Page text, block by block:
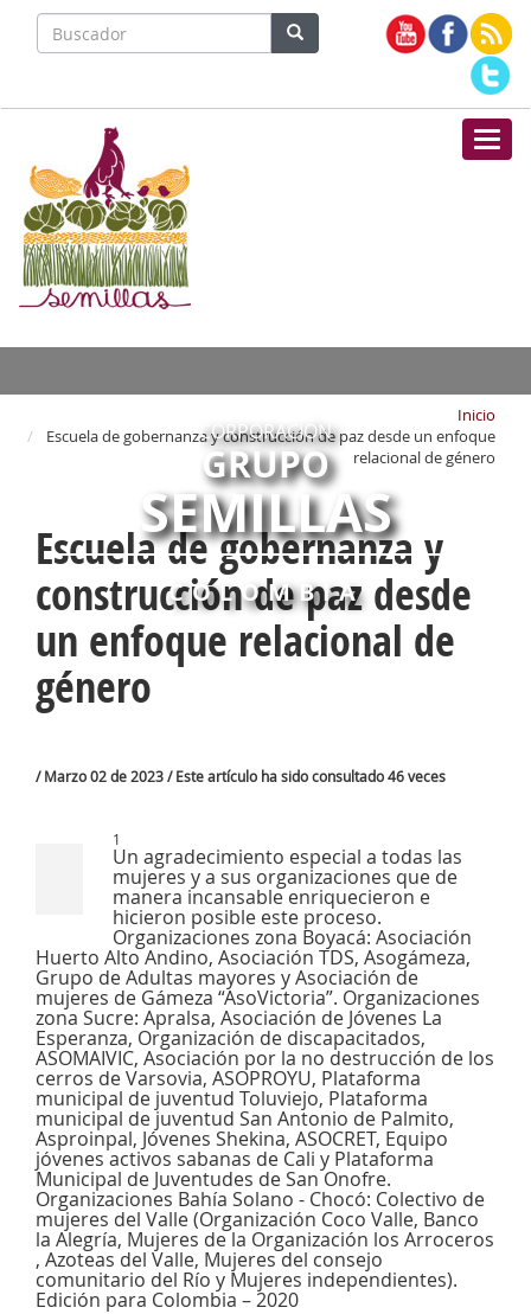
CORPORACIÓN
GRUPO
SEMILLAS
COLOMBIA
Inicio
Escuela de gobernanza y construcción de paz desde un enfoque
relacional de género
Escuela de gobernanza y
construcción de paz desde
un enfoque relacional de
género
/ Marzo 02 de 2023 / Este artículo ha sido consultado 46 veces
1
Un agradecimiento especial a todas las
mujeres y a sus organizaciones que de
manera incansable enriquecieron e
hicieron posible este proceso.
Organizaciones zona Boyacá: Asociación
Huerto Alto Andino, Asociación TDS, Asogámeza,
Grupo de Adultas mayores y Asociación de
mujeres de Gámeza “AsoVictoria”. Organizaciones
zona Sucre: Apralsa, Asociación de Jóvenes La
Esperanza, Organización de discapacitados,
ASOMAIVIC, Asociación por la no destrucción de los
cerros de Varsovia, ASOPROYU, Plataforma
municipal de juventud Toluviejo, Plataforma
municipal de juventud San Antonio de Palmito,
Asproinpal, Jóvenes Shekina, ASOCRET, Equipo
jóvenes activos sabanas de Cali y Plataforma
Municipal de Juventudes de San Onofre.
Organizaciones Bahía Solano - Chocó: Colectivo de
mujeres del Valle (Organización Coco Valle, Banco
la Alegría, Mujeres de la Organización los Arroceros
, Azoteas del Valle, Mujeres del consejo
comunitario del Río y Mujeres independientes).
Edición para Colombia – 2020